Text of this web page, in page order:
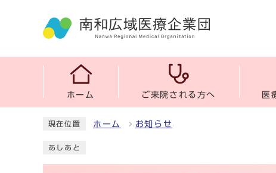
ホーム ご来院される方へ 医
現在位置 ホーム お知らせ
あしあと